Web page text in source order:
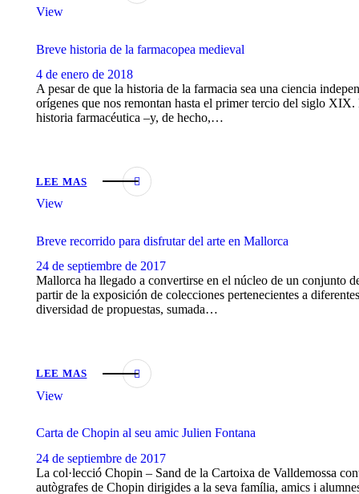
View
Breve historia de la farmacopea medieval
4 de enero de 2018
A pesar de que la historia de la farmacia sea una ciencia
orígenes que nos remontan hasta el primer tercio del siglo
historia farmacéutica –y, de hecho,…
LEE MAS
View
Breve recorrido para disfrutar del arte en Mallorca
24 de septiembre de 2017
Mallorca ha llegado a convertirse en el núcleo de un conjunto
partir de la exposición de colecciones pertenecientes a
diversidad de propuestas, sumada…
LEE MAS
View
Carta de Chopin al seu amic Julien Fontana
24 de septiembre de 2017
La col·lecció Chopin – Sand de la Cartoixa de Valldemossa
autògrafes de Chopin dirigides a la seva família, amics i